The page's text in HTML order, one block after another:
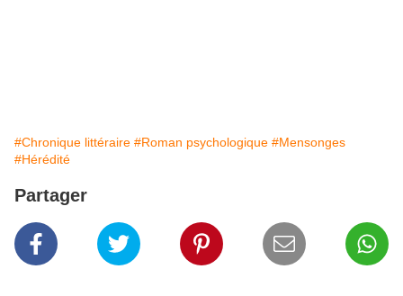
#Chronique littéraire #Roman psychologique #Mensonges
#Hérédité
Partager